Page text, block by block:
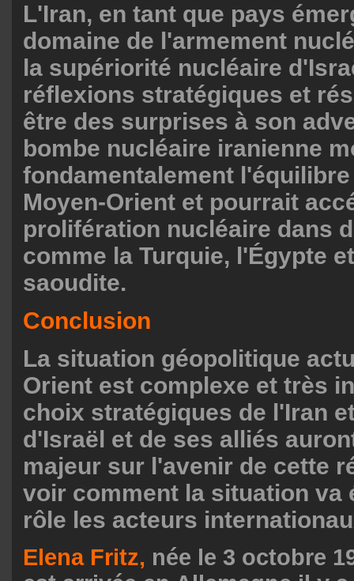
L'Iran, en tant que pays
domaine de l'armement
la supériorité nucléaire
réflexions stratégiques et
être des surprises à son
bombe nucléaire iranienne
fondamentalement
Moyen-Orient et pourrait
prolifération nucléaire dans
comme la Turquie, l'Égypte
saoudite.
Conclusion
La situation géopolitique
Orient est complexe et très
choix stratégiques de l'Iran
d'Israël et de ses alliés
majeur sur l'avenir de cette
voir comment la situation va
rôle les acteurs
Elena Fritz, née le 3 octobre